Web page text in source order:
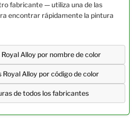
fabricante — utiliza una de las
encontrar rápidamente la pintura
Alloy por nombre de color
Alloy por código de color
de todos los fabricantes